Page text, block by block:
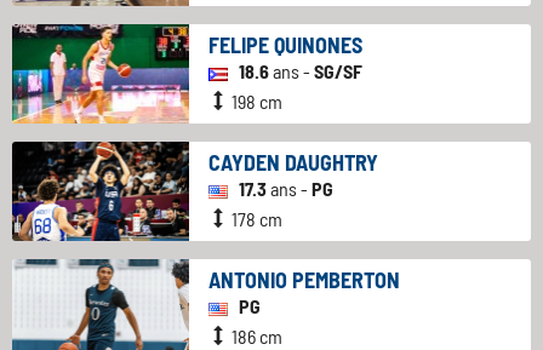
FELIPE QUINONES
18.6ans - SG/SF
198 cm
CAYDEN DAUGHTRY
17.3ans - PG
178 cm
ANTONIO PEMBERTON
PG
186 cm